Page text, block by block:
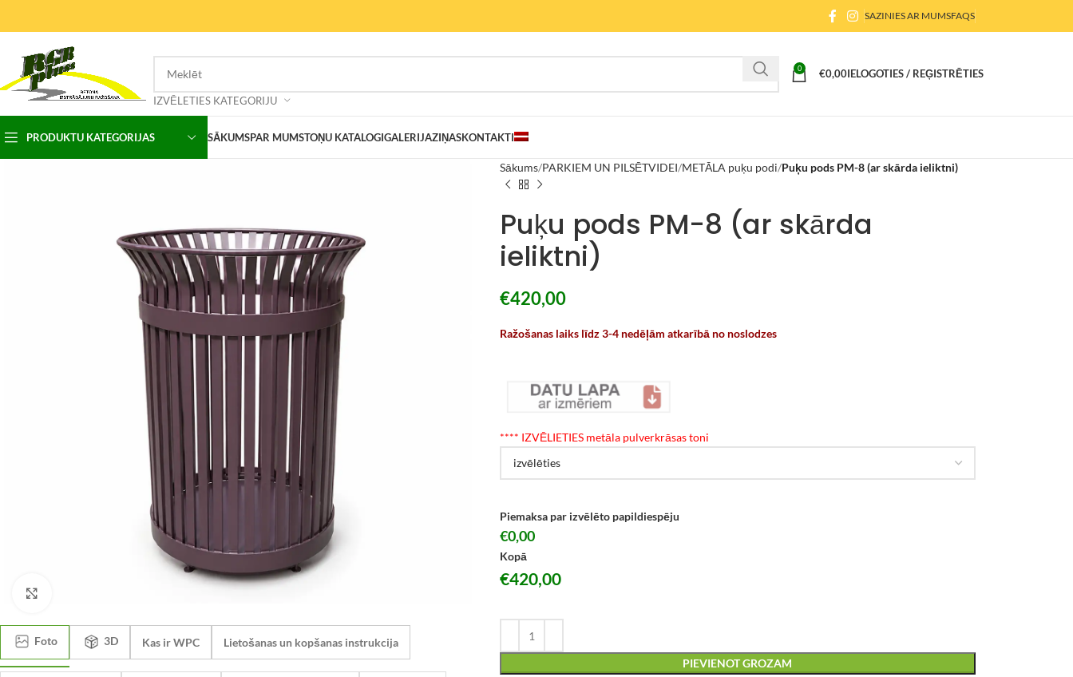
SAZINIES AR MUMSFAQS
IZVĒLETIES KATEGORIJU
0 €0,00IELOGOTIES / REĢISTRĒTIES
PRODUKTU KATEGORIJAS SĀKUMSPAR MUMSTOŅU KATALOGIGALERIJAZIŅASKONTAKTI
Foto 3D Kas ir WPC Lietošanas un kopšanas instrukcija
Sākums PARKIEM UN PILSĒTVIDEI METĀLA puķu podi Puķu pods PM-8 (ar skārda ieliktni)
Puķu pods PM-8 (ar skārda
ieliktni)
€420,00
Ražošanas laiks līdz 3-4 nedēļām atkarībā no noslodzes
**** IZVĒLIETIES metāla pulverkrāsas toni
Piemaksa par izvēlēto papildiespēju
€0,00
Kopā
€420,00
PIEVIENOT GROZAM